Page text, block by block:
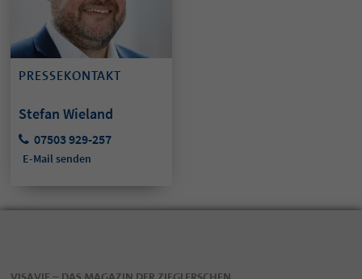
PRESSEKONTAKT
Stefan Wieland
07503 929-257
E-Mail senden